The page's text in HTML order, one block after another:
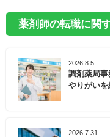
薬剤師の転職に関
2026.8.5
調剤薬局事
やりがいを
2026.7.31